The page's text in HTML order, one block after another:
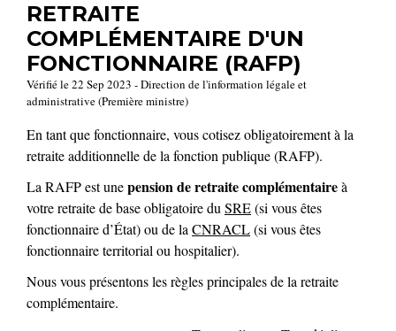
RETRAITE
COMPLÉMENTAIRE D'UN
FONCTIONNAIRE (RAFP)
Vérifié le 22 Sep 2023 - Direction de l'information légale et
administrative (Première ministre)
En tant que fonctionnaire, vous cotisez obligatoirement à la
retraite additionnelle de la fonction publique (RAFP).
La RAFP est unepension de retraite complémentaireà
votre retraite de base obligatoire du SRE(si vous êtes
fonctionnaire d’État) ou de la CNRACL(si vous êtes
fonctionnaire territorial ou hospitalier).
Nous vous présentons les règles principales de la retraite
complémentaire.